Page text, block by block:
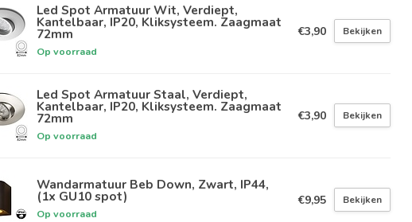
Led Spot Armatuur Wit, Verdiept,
Kantelbaar, IP20, Kliksysteem. Zaagmaat
72mm
Op voorraad
€3,90 Bekijken
Led Spot Armatuur Staal, Verdiept,
Kantelbaar, IP20, Kliksysteem. Zaagmaat
72mm
Op voorraad
€3,90 Bekijken
Wandarmatuur Beb Down, Zwart, IP44,
(1x GU10 spot)
Op voorraad
€9,95 Bekijken